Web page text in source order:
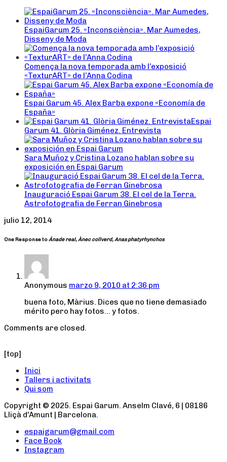
EspaiGarum 25. «Inconsciència». Mar Aumedes,
Disseny de Moda
Comença la nova temporada amb l’exposició
«TexturART» de l’Anna Codina
Espai Garum 45. Alex Barba expone «Economía de
España»
Espai
Garum 41. Glòria Giménez. Entrevista
Sara Muñoz y Cristina Lozano hablan sobre su
exposición en Espai Garum
Inauguració Espai Garum 38. El cel de la Terra.
Astrofotografia de Ferran Ginebrosa
julio 12, 2014
One Response toÁnade real, Ànec collverd, Anas phatyrhynchos
Anonymous marzo 9, 2010 at 2:36 pm
buena foto, Màrius. Dices que no tiene demasiado
mérito pero hay fotos… y fotos.
Comments are closed.
[top]
Inici
Tallers i activitats
Qui som
Copyright © 2025. Espai Garum. Anselm Clavé, 6 | 08186
Lliçà d'Amunt | Barcelona.
espaigarum@gmail.com
Face Book
Instagram